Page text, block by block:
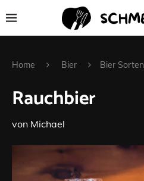
Home Bier Bier Sorten
Rauchbier
von Michael